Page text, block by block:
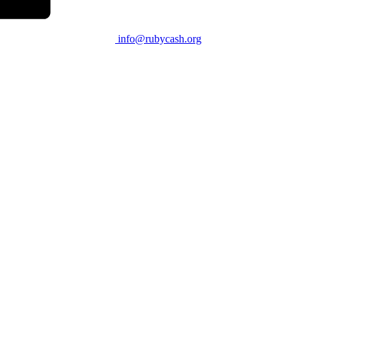
info@rubycash.org